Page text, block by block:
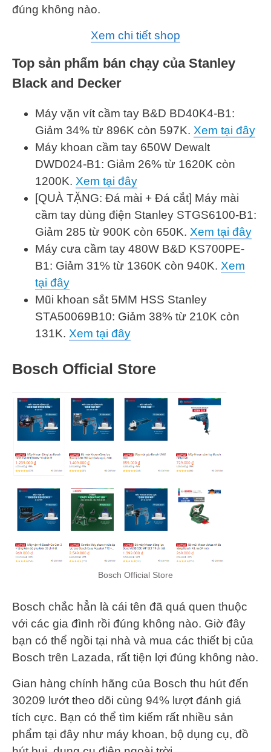
đúng không nào.
Xem chi tiết shop
Top sản phẩm bán chạy của Stanley
Black and Decker
Máy vặn vít cầm tay B&D BD40K4-B1:
Giảm 34% từ 896K còn 597K. Xem tại đây
Máy khoan cầm tay 650W Dewalt
DWD024-B1: Giảm 26% từ 1620K còn
1200K. Xem tại đây
[QUÀ TẶNG: Đá mài + Đá cắt] Máy mài
cầm tay dùng điện Stanley STGS6100-B1:
Giảm 285 từ 900K còn 650K. Xem tại đây
Máy cưa cầm tay 480W B&D KS700PE-
B1: Giảm 31% từ 1360K còn 940K. Xem
tại đây
Mũi khoan sắt 5MM HSS Stanley
STA50069B10: Giảm 38% từ 210K còn
131K. Xem tại đây
Bosch Official Store
Bosch Official Store
Bosch chắc hẳn là cái tên đã quá quen thuộc
với các gia đình rồi đúng không nào. Giờ đây
bạn có thể ngồi tại nhà và mua các thiết bị của
Bosch trên Lazada, rất tiện lợi đúng không nào.
Gian hàng chính hãng của Bosch thu hút đến
30209 lướt theo dõi cùng 94% lượt đánh giá
tích cực. Bạn có thể tìm kiếm rất nhiều sản
phẩm tại đây như máy khoan, bộ dụng cụ, đồ